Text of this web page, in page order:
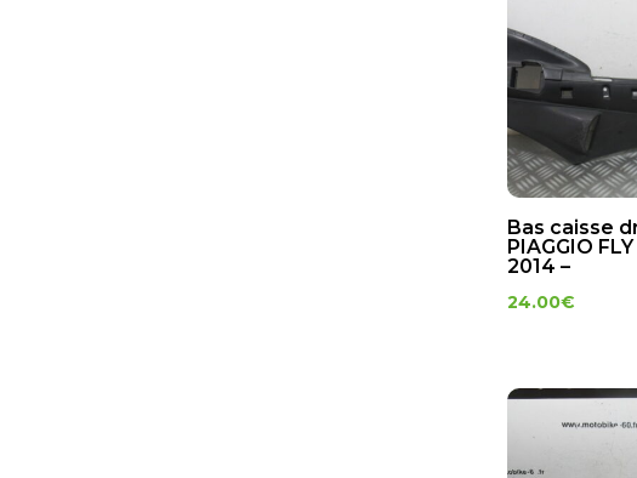
Bas caisse
PIAGGIO FLY
2014 –
24.00€